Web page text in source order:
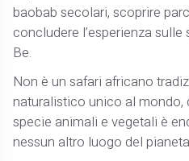
baobab secolari, scoprire
concludere l’esperienza
Be.
Non è un safari africano
naturalistico unico al mondo,
specie animali e vegetali è
nessun altro luogo del